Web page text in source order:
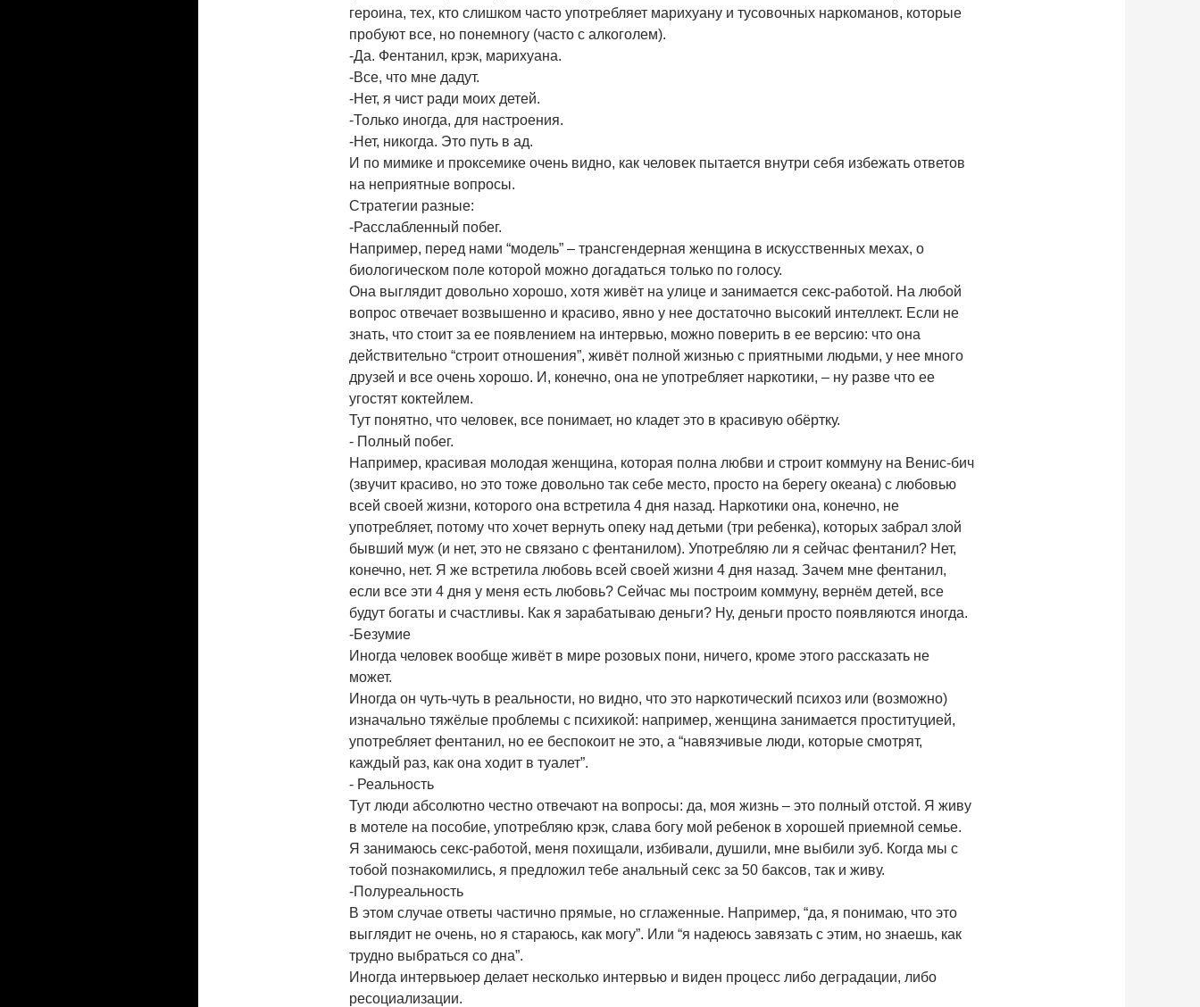
героина, тех, кто слишком часто употребляет марихуану и тусовочных наркоманов, которые
пробуют все, но понемногу (часто с алкоголем).
-Да. Фентанил, крэк, марихуана.
-Все, что мне дадут.
-Нет, я чист ради моих детей.
-Только иногда, для настроения.
-Нет, никогда. Это путь в ад.
И по мимике и проксемике очень видно, как человек пытается внутри себя избежать ответов
на неприятные вопросы.
Стратегии разные:
-Расслабленный побег.
Например, перед нами “модель” – трансгендерная женщина в искусственных мехах, о
биологическом поле которой можно догадаться только по голосу.
Она выглядит довольно хорошо, хотя живёт на улице и занимается секс-работой. На любой
вопрос отвечает возвышенно и красиво, явно у нее достаточно высокий интеллект. Если не
знать, что стоит за ее появлением на интервью, можно поверить в ее версию: что она
действительно “строит отношения”, живёт полной жизнью с приятными людьми, у нее много
друзей и все очень хорошо. И, конечно, она не употребляет наркотики, – ну разве что ее
угостят коктейлем.
Тут понятно, что человек, все понимает, но кладет это в красивую обёртку.
- Полный побег.
Например, красивая молодая женщина, которая полна любви и строит коммуну на Венис-бич
(звучит красиво, но это тоже довольно так себе место, просто на берегу океана) с любовью
всей своей жизни, которого она встретила 4 дня назад. Наркотики она, конечно, не
употребляет, потому что хочет вернуть опеку над детьми (три ребенка), которых забрал злой
бывший муж (и нет, это не связано с фентанилом). Употребляю ли я сейчас фентанил? Нет,
конечно, нет. Я же встретила любовь всей своей жизни 4 дня назад. Зачем мне фентанил,
если все эти 4 дня у меня есть любовь? Сейчас мы построим коммуну, вернём детей, все
будут богаты и счастливы. Как я зарабатываю деньги? Ну, деньги просто появляются иногда.
-Безумие
Иногда человек вообще живёт в мире розовых пони, ничего, кроме этого рассказать не
может.
Иногда он чуть-чуть в реальности, но видно, что это наркотический психоз или (возможно)
изначально тяжёлые проблемы с психикой: например, женщина занимается проституцией,
употребляет фентанил, но ее беспокоит не это, а “навязчивые люди, которые смотрят,
каждый раз, как она ходит в туалет”.
- Реальность
Тут люди абсолютно честно отвечают на вопросы: да, моя жизнь – это полный отстой. Я живу
в мотеле на пособие, употребляю крэк, слава богу мой ребенок в хорошей приемной семье.
Я занимаюсь секс-работой, меня похищали, избивали, душили, мне выбили зуб. Когда мы с
тобой познакомились, я предложил тебе анальный секс за 50 баксов, так и живу.
-Полуреальность
В этом случае ответы частично прямые, но сглаженные. Например, “да, я понимаю, что это
выглядит не очень, но я стараюсь, как могу”. Или “я надеюсь завязать с этим, но знаешь, как
трудно выбраться со дна”.
Иногда интервьюер делает несколько интервью и виден процесс либо деградации, либо
ресоциализации.